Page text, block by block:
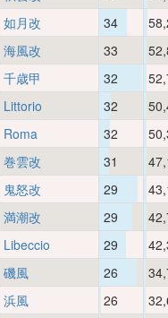
如月改 34
海風改 33
千歳甲 32
Littorio 32
Roma 32
巻雲改 31
鬼怒改 29
満潮改 29
Libeccio 29
磯風 26
浜風 26